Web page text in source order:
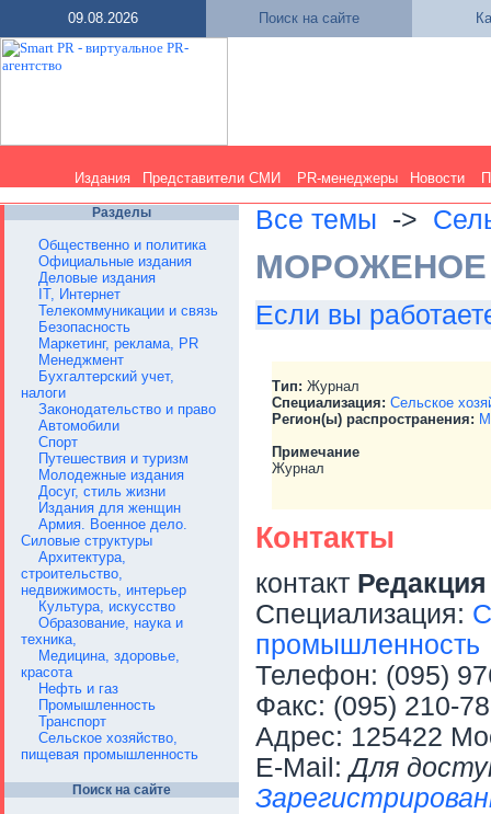
09.08.2026 Поиск на сайте
Издания Представители СМИ PR-менеджеры Новости
Разделы
Общественно и политика
Официальные издания
Деловые издания
IT, Интернет
Телекоммуникации и связь
Безопасность
Маркетинг, реклама, PR
Менеджмент
Бухгалтерский учет,
налоги
Законодательство и право
Автомобили
Спорт
Путешествия и туризм
Молодежные издания
Досуг, стиль жизни
Издания для женщин
Армия. Военное дело.
Силовые структуры
Архитектура,
строительство,
недвижимость, интерьер
Культура, искусство
Образование, наука и
техника,
Медицина, здоровье,
красота
Нефть и газ
Промышленность
Транспорт
Сельское хозяйство,
пищевая промышленность
Поиск на сайте
Все темы ->
Если вы
Тип: Журнал
Специализация: Сельское
Регион(ы) распространения:
Примечание
Журнал
Контакты
контакт
Специализация:
промышленность
Телефон: (095)
Факс: (095) 210-
Адрес: 125422
E-Mail:Для